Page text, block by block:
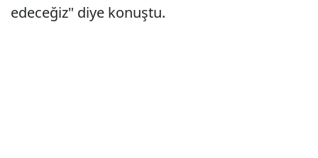
edeceğiz" diye konuştu.